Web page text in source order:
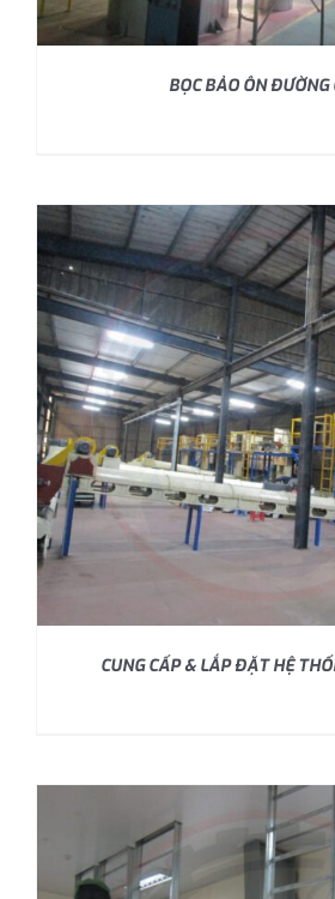
BỌC BẢO ÔN ĐƯỜNG
CUNG CẤP & LẮP ĐẶT HỆ